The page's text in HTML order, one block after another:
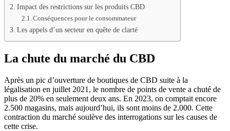
Impact des restrictions sur les produits CBD
Conséquences pour le consommateur
Les appels d’un secteur en quête de clarté
La chute du marché du CBD
Après un pic d’ouverture de boutiques de CBD suite à la
légalisation en juillet 2021, le nombre de points de vente a chuté de
plus de 20% en seulement deux ans. En 2023, on comptait encore
2.500 magasins, mais aujourd’hui, ils sont moins de 2.000. Cette
contraction du marché soulève des interrogations sur les causes de
cette crise.